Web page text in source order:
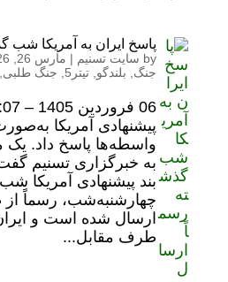
پاسخ ایران به آمریکا
by سایت تسنیم | مارس 26, 2026 3:48 ب.ظ
جنگ
بلندگو تیتر5 جنگ طلبی
پیشنهادی آمریکا
واسطه‌ها پاسخ داد. یک
بند پیشنهادی آمریکا
چهارشنبه‌شب، رسماً
ارسال شده است و
طرف مقابل...